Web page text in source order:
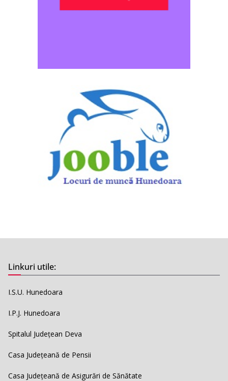
Linkuri utile:
I.S.U. Hunedoara
I.P.J. Hunedoara
Spitalul Județean Deva
Casa Județeană de Pensii
Casa Județeană de Asigurări de Sănătate